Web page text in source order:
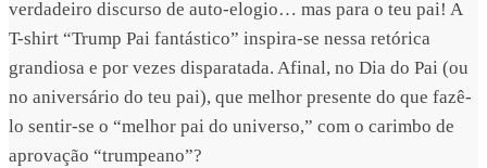
verdadeiro discurso de auto-elogio… mas para o teu pai! A
T-shirt “Trump Pai fantástico” inspira-se nessa retórica
grandiosa e por vezes disparatada. Afinal, no Dia do Pai (ou
no aniversário do teu pai), que melhor presente do que fazê-
lo sentir-se o “melhor pai do universo,” com o carimbo de
aprovação “trumpeano”?